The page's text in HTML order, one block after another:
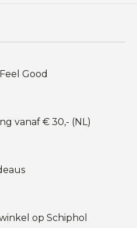
Good
vanaf € 30,- (NL)
op Schiphol